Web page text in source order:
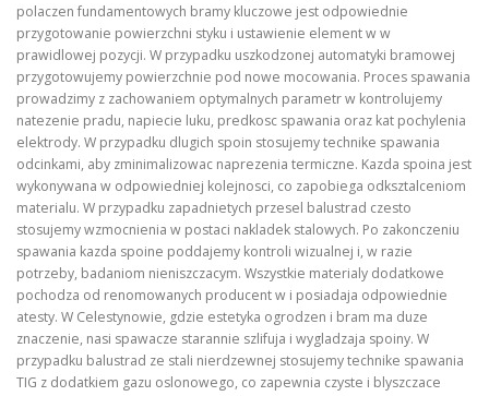
polaczen fundamentowych bramy kluczowe jest odpowiednie
przygotowanie powierzchni styku i ustawienie element w w
prawidlowej pozycji. W przypadku uszkodzonej automatyki bramowej
przygotowujemy powierzchnie pod nowe mocowania. Proces spawania
prowadzimy z zachowaniem optymalnych parametr w kontrolujemy
natezenie pradu, napiecie luku, predkosc spawania oraz kat pochylenia
elektrody. W przypadku dlugich spoin stosujemy technike spawania
odcinkami, aby zminimalizowac naprezenia termiczne. Kazda spoina jest
wykonywana w odpowiedniej kolejnosci, co zapobiega odksztalceniom
materialu. W przypadku zapadnietych przesel balustrad czesto
stosujemy wzmocnienia w postaci nakladek stalowych. Po zakonczeniu
spawania kazda spoine poddajemy kontroli wizualnej i, w razie
potrzeby, badaniom nieniszczacym. Wszystkie materialy dodatkowe
pochodza od renomowanych producent w i posiadaja odpowiednie
atesty. W Celestynowie, gdzie estetyka ogrodzen i bram ma duze
znaczenie, nasi spawacze starannie szlifuja i wygladzaja spoiny. W
przypadku balustrad ze stali nierdzewnej stosujemy technike spawania
TIG z dodatkiem gazu oslonowego, co zapewnia czyste i blyszczace